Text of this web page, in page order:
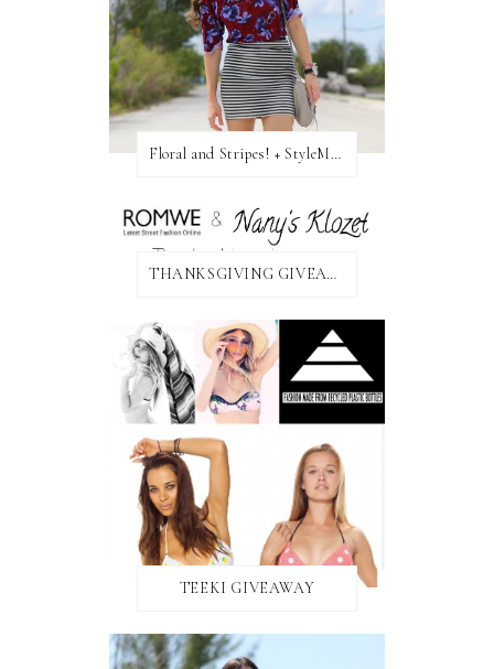
Floral and Stripes! + StyleMint GIVEAWAY!
THANKSGIVING GIVEAWAY!
TEEKI GIVEAWAY